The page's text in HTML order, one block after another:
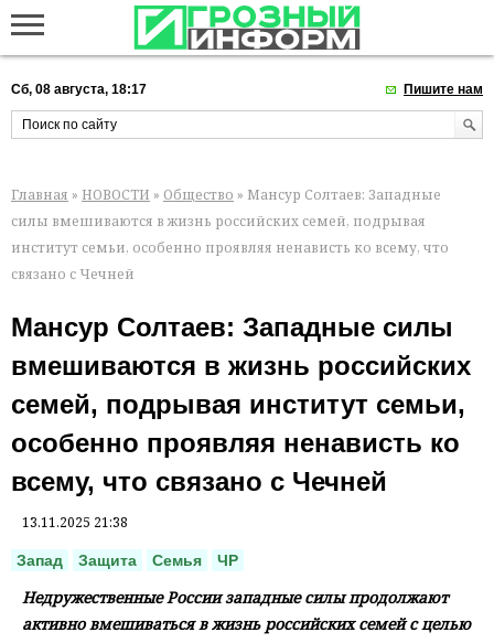
Сб, 08 августа, 18:17 Пишите нам
Главная » НОВОСТИ » Общество » Мансур Солтаев: Западные
силы вмешиваются в жизнь российских семей, подрывая
институт семьи, особенно проявляя ненависть ко всему, что
связано с Чечней
Мансур Солтаев: Западные силы
вмешиваются в жизнь российских
семей, подрывая институт семьи,
особенно проявляя ненависть ко
всему, что связано с Чечней
13.11.2025 21:38
Запад Защита Семья ЧР
Недружественные России западные силы продолжают
активно вмешиваться в жизнь российских семей с целью